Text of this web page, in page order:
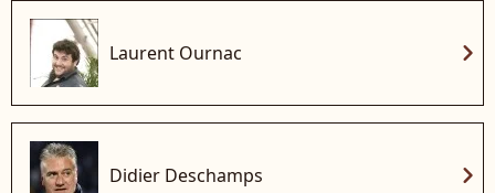
Laurent Ournac chevron_right
Didier Deschamps chevron_right